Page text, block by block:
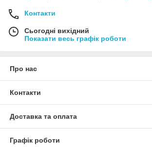
Контакти
Сьогодні вихідний
Показати весь графік роботи
Про нас
Контакти
Доставка та оплата
Графік роботи